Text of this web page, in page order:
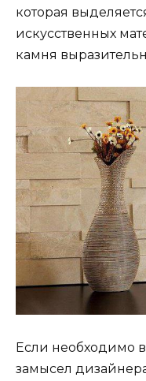
которая
искусственных
камня
Если необходимо
замысел